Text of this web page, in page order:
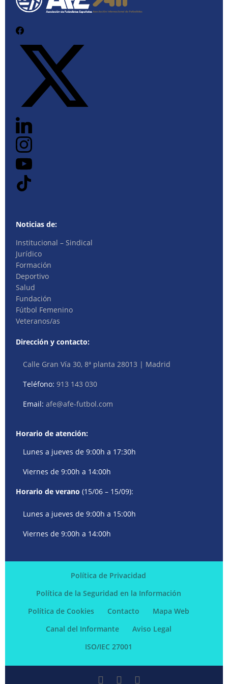
Noticias de:
Institucional – Sindical
Jurídico
Formación
Deportivo
Salud
Fundación
Fútbol Femenino
Veteranos/as
Dirección y contacto:
Calle Gran Vía 30, 8ª planta 28013 | Madrid
Teléfono:913 143 030
Email:afe@afe-futbol.com
Horario de atención:
Lunes a jueves de 9:00h a 17:30h
Viernes de 9:00h a 14:00h
Horario de verano (15/06 – 15/09):
Lunes a jueves de 9:00h a 15:00h
Viernes de 9:00h a 14:00h
Política de Privacidad
Política de la Seguridad en la Información
Política de Cookies
Contacto
Mapa Web
Canal del Informante
Aviso Legal
ISO/IEC 27001